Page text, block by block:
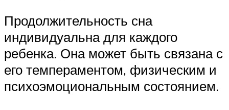
Продолжительность сна
индивидуальна для каждого
ребенка. Она может быть связана с
его темпераментом, физическим и
психоэмоциональным состоянием.